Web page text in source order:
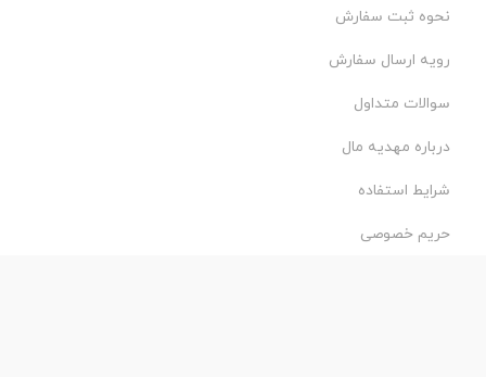
نحوه ثبت سفارش
رویه ارسال سفارش
سوالات متداول
درباره مهدیه مال
شرایط استفاده
حریم خصوصی